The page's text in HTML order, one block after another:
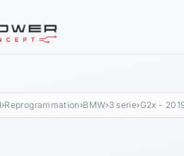
›Reprogrammation ›BMW›3 serie›G2x -